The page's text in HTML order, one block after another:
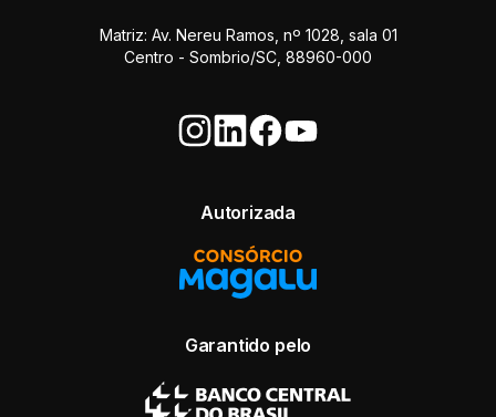
Matriz: Av. Nereu Ramos, nº 1028, sala 01
Centro - Sombrio/SC, 88960-000
Autorizada
Garantido pelo